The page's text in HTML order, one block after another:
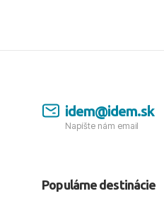
idem@idem.sk
Napíšte nám email
Populárne destinácie